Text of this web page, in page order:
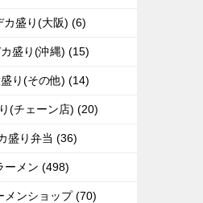
カ盛り(大阪) (6)
盛り(沖縄) (15)
り(その他) (14)
(チェーン店) (20)
盛り弁当 (36)
ーメン (498)
メンショップ (70)